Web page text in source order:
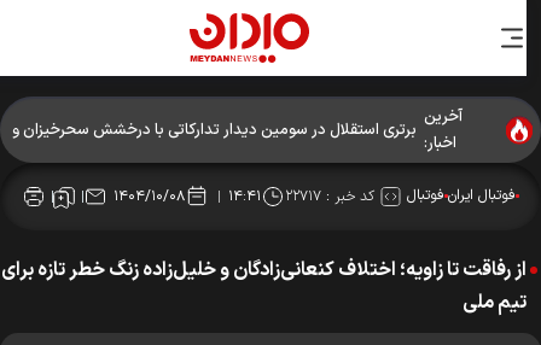
آخرین
اخبار:
برتری استقلال در سومین دیدار تدارکاتی با درخشش سحرخیزان و
آسانی
فوتبال ایرانفوتبال کد خبر : ۲۲۷۱۷ ۱۴:۴۱ ۱۴۰۴/۱۰/۰۸
از رفاقت تا زاویه؛ اختلاف کنعانی‌زادگان و خلیل‌زاده زنگ خطر تازه برای
تیم ملی